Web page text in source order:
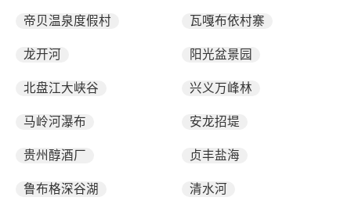
帝贝温泉度假村 瓦嘎布依村寨
龙开河 阳光盆景园
北盘江大峡谷 兴义万峰林
马岭河瀑布 安龙招堤
贵州醇酒厂 贞丰盐海
鲁布格深谷湖 清水河